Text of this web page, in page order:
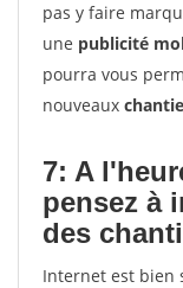
pas y faire
une publicité
pourra vous
nouveaux
7: A
pensez à
des
Internet est bien